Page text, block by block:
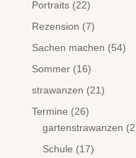
Portraits(22)
Rezension (7)
Sachen machen (54)
Sommer(16)
strawanzen (21)
Termine (26)
gartenstrawanzen
Schule (17)